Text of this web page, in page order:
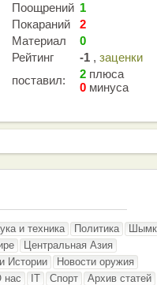
Поощрений 1
Покараний
2
Материал
0
Рейтинг
-1 , заценки
поставил:
2 плюса
0 минуса
и техника Политика
Центральная Азия
Истории
Новости оружия
нас IT Спорт
Архив статей